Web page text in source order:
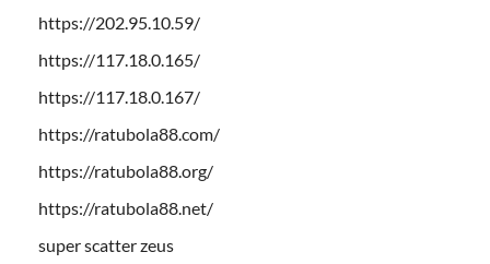
https://202.95.10.59/
https://117.18.0.165/
https://117.18.0.167/
https://ratubola88.com/
https://ratubola88.org/
https://ratubola88.net/
super scatter zeus